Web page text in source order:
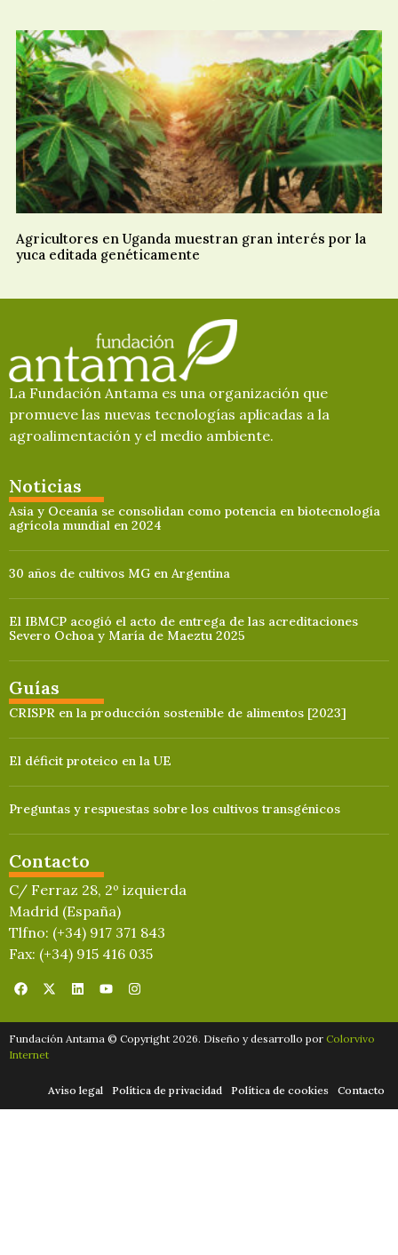
Agricultores en Uganda muestran gran interés por la
yuca editada genéticamente
La Fundación Antama es una organización que
promueve las nuevas tecnologías aplicadas a la
agroalimentación y el medio ambiente.
Noticias
Asia y Oceanía se consolidan como potencia en biotecnología
agrícola mundial en 2024
30 años de cultivos MG en Argentina
El IBMCP acogió el acto de entrega de las acreditaciones
Severo Ochoa y María de Maeztu 2025
Guías
CRISPR en la producción sostenible de alimentos [2023]
El déficit proteico en la UE
Preguntas y respuestas sobre los cultivos transgénicos
Contacto
C/ Ferraz 28, 2º izquierda
Madrid (España)
Tlfno: (+34) 917 371 843
Fax: (+34) 915 416 035
Fundación Antama © Copyright 2026. Diseño y desarrollo por Colorvivo
Internet
Aviso legal Política de privacidad Política de cookies Contacto